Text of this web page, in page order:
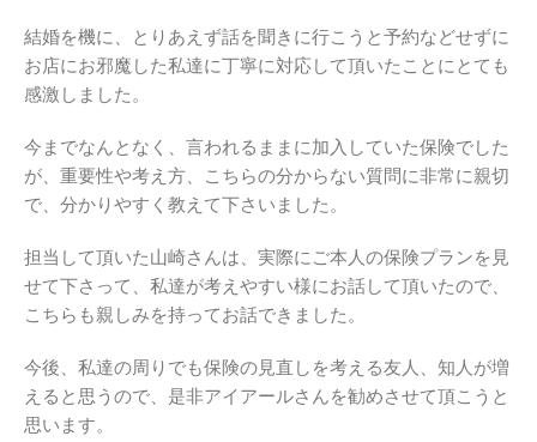
結婚を機に、とりあえず話を聞きに行こうと予約などせずに
お店にお邪魔した私達に丁寧に対応して頂いたことにとても
感激しました。
今までなんとなく、言われるままに加入していた保険でした
が、重要性や考え方、こちらの分からない質問に非常に親切
で、分かりやすく教えて下さいました。
担当して頂いた山崎さんは、実際にご本人の保険プランを見
せて下さって、私達が考えやすい様にお話して頂いたので、
こちらも親しみを持ってお話できました。
今後、私達の周りでも保険の見直しを考える友人、知人が増
えると思うので、是非アイアールさんを勧めさせて頂こうと
思います。